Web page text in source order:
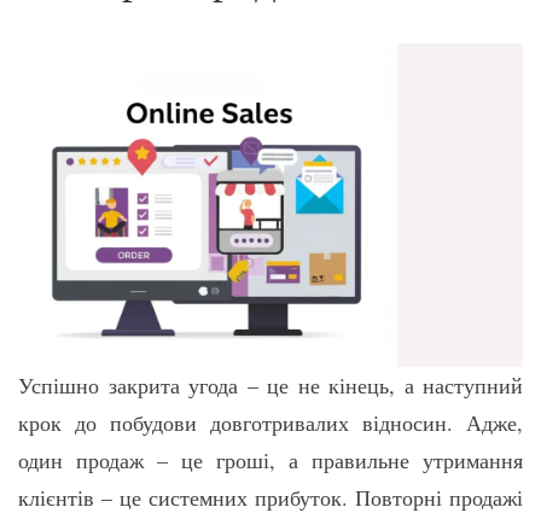
Успішно закрита угода – це не кінець, а наступний
крок до побудови довготривалих відносин. Адже,
один продаж – це гроші, а правильне утримання
клієнтів – це системних прибуток. Повторні продажі